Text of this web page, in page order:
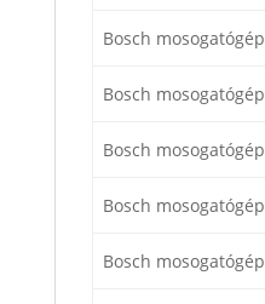
Bosch mosogatógép
Bosch mosogatógép
Bosch mosogatógép
Bosch mosogatógép
Bosch mosogatógép